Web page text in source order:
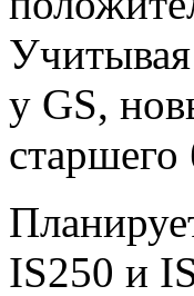
у GS,
старшего
IS250 и